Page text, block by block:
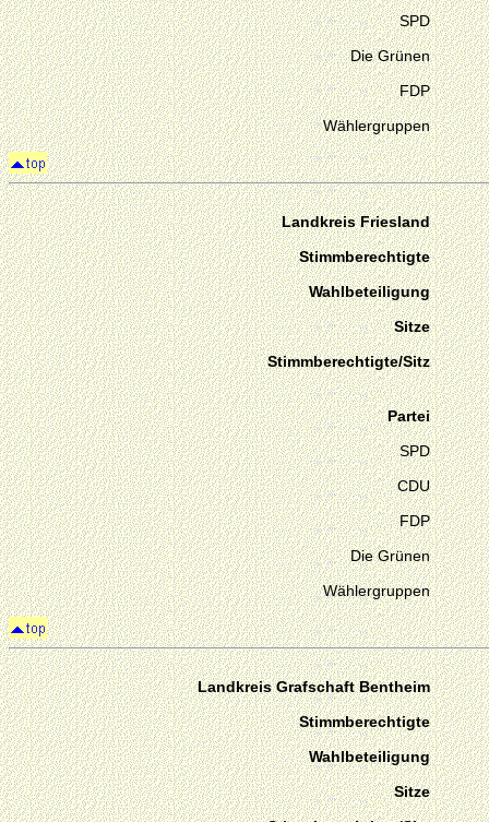
SPD
Die Grünen
FDP
Wählergruppen
Landkreis Friesland
Stimmberechtigte
Wahlbeteiligung
Sitze
Stimmberechtigte/Sitz
Partei
SPD
CDU
FDP
Die Grünen
Wählergruppen
Landkreis Grafschaft Bentheim
Stimmberechtigte
Wahlbeteiligung
Sitze